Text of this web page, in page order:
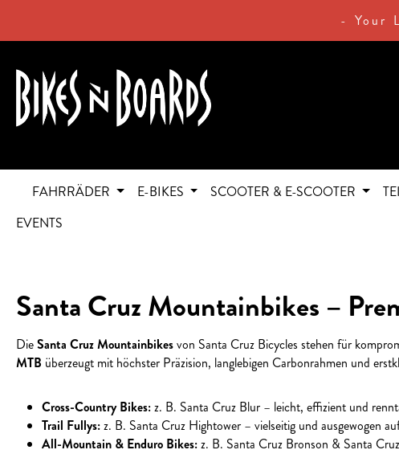
- Your
FAHRRÄDER E-BIKES SCOOTER & E-SCOOTER
EVENTS
Santa Cruz Mountainbikes –
DieSanta Cruz Mountainbikesvon Santa Cruz Bicycles stehen für
MTB überzeugt mit höchster Präzision, langlebigen Carbonrahmen und
Cross-Country Bikes:z. B. Santa Cruz Blur – leicht, effizient und
Trail Fullys:z. B. Santa Cruz Hightower – vielseitig und ausgewogen
All-Mountain & Enduro Bikes:z. B. Santa Cruz Bronson & Santa